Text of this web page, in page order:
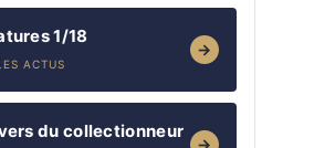
1/18
ACTUS
→
du collectionneur
→